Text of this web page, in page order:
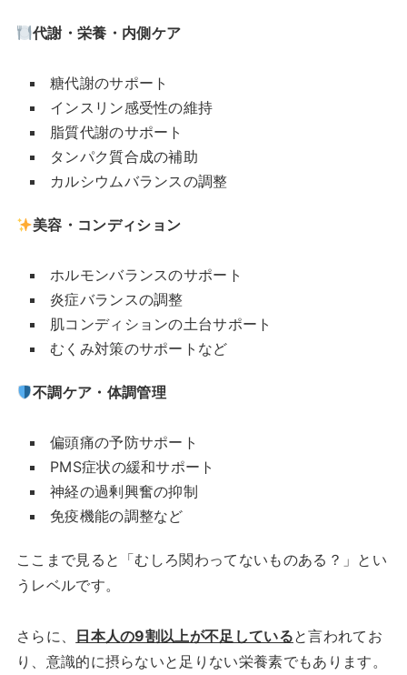
代謝・栄養・内側ケア
糖代謝のサポート
インスリン感受性の維持
脂質代謝のサポート
タンパク質合成の補助
カルシウムバランスの調整
美容・コンディション
ホルモンバランスのサポート
炎症バランスの調整
肌コンディションの土台サポート
むくみ対策のサポートなど
不調ケア・体調管理
偏頭痛の予防サポート
PMS症状の緩和サポート
神経の過剰興奮の抑制
免疫機能の調整など
ここまで見ると「むしろ関わってないものある？」とい
うレベルです。
さらに、 日本人の9割以上が不足していると言われてお
り、意識的に摂らないと足りない栄養素でもあります。